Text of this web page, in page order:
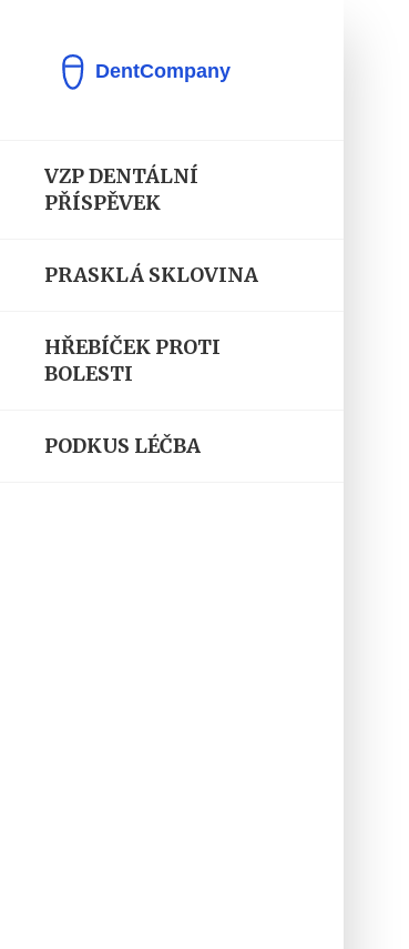
VZP DENTÁLNÍ
PŘÍSPĚVEK
PRASKLÁ SKLOVINA
HŘEBÍČEK PROTI
BOLESTI
PODKUS LÉČBA